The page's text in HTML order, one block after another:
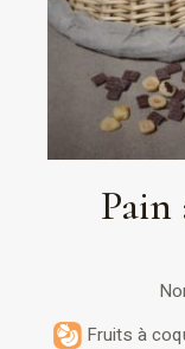
Fruits à